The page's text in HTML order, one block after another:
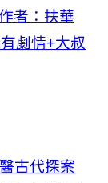
者：扶華
劇情+大叔
古代探案